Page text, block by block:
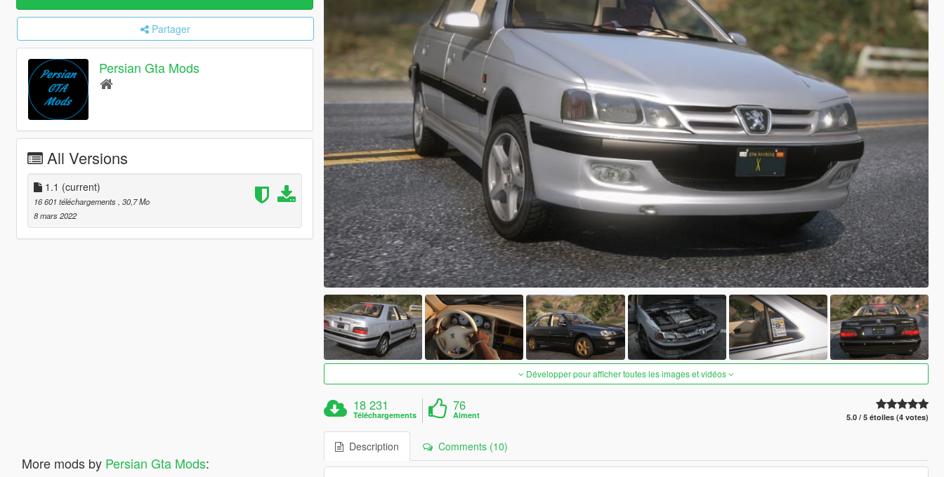
Partager
Persian Gta Mods
All Versions
1.1 (current)
16 601 téléchargements , 30,7 Mo
8 mars 2022
More mods by Persian Gta Mods:
Développer pour afficher toutes les images et vidéos
18 231
Téléchargements
76
Aiment 5.0 / 5 étoiles (4 votes)
Description Comments (10)